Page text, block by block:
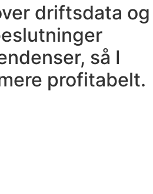
driftsdata og
så I
profitabelt.